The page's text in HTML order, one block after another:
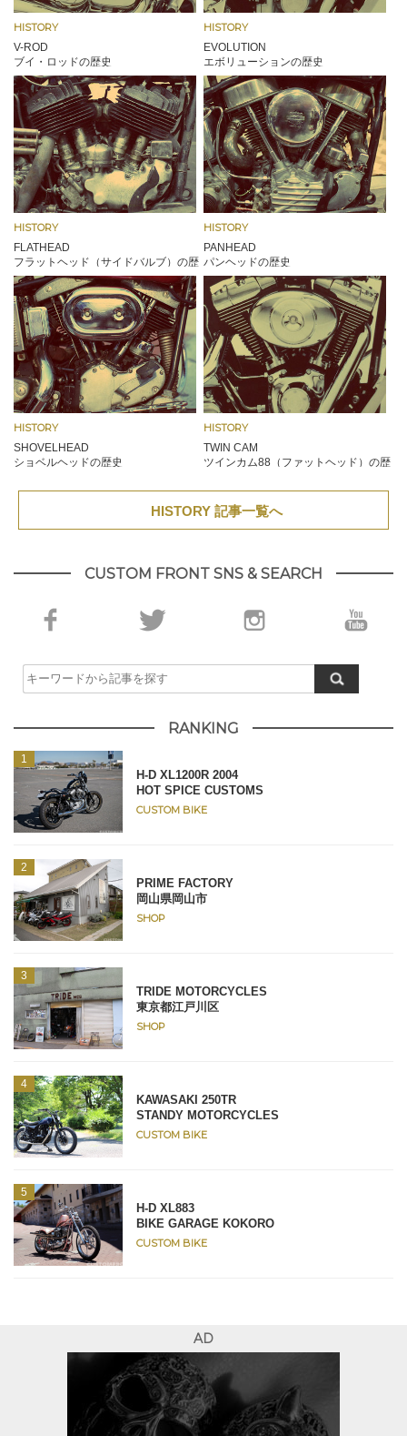
HISTORY
V-ROD
ブイ・ロッドの歴史
HISTORY
EVOLUTION
エボリューションの歴史
HISTORY
FLATHEAD
フラットヘッド（サイドバルブ）の歴
史
HISTORY
PANHEAD
パンヘッドの歴史
HISTORY
SHOVELHEAD
ショベルヘッドの歴史
HISTORY
TWIN CAM
ツインカム88（ファットヘッド）の歴
HISTORY 記事一覧へ
CUSTOM FRONT SNS & SEARCH
RANKING
H-D XL1200R 2004
HOT SPICE CUSTOMS
CUSTOM BIKE
PRIME FACTORY
岡山県岡山市
SHOP
TRIDE MOTORCYCLES
東京都江戸川区
SHOP
KAWASAKI 250TR
STANDY MOTORCYCLES
CUSTOM BIKE
H-D XL883
BIKE GARAGE KOKORO
CUSTOM BIKE
AD